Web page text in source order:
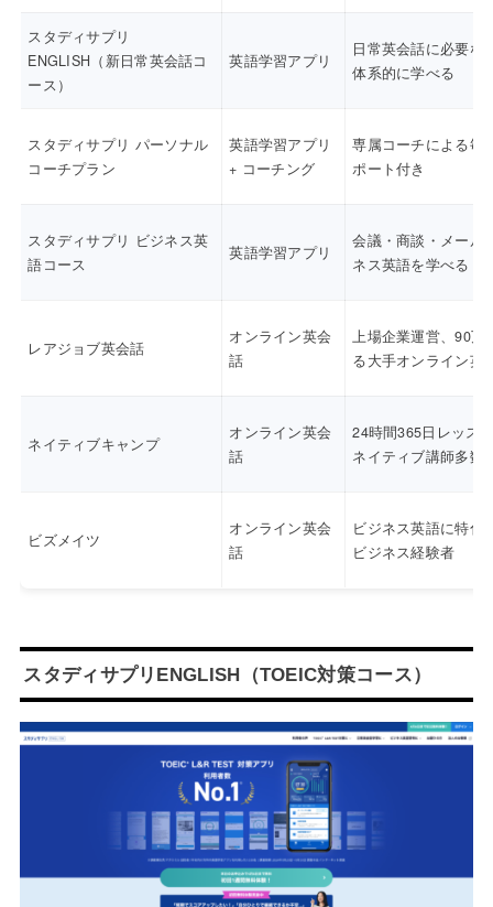
スタディサプリ
ENGLISH（新日常英会話コ
ース）
英語学習アプリ
日常英会話に必要な
体系的に学べる
スタディサプリ パーソナル
コーチプラン
英語学習アプリ
+ コーチング
専属コーチによる毎
ポート付き
スタディサプリ ビジネス英
語コース
英語学習アプリ
会議・商談・メール
ネス英語を学べる
レアジョブ英会話
オンライン英会
話
上場企業運営、90万
る大手オンライン英
ネイティブキャンプ
オンライン英会
話
24時間365日レッス
ネイティブ講師多数
ビズメイツ
オンライン英会
話
ビジネス英語に特化
ビジネス経験者
スタディサプリENGLISH（TOEIC対策コース）